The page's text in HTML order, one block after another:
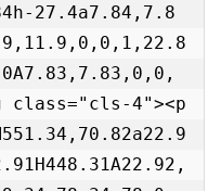
27.4a7.84,7.8
class="cls-4"><p